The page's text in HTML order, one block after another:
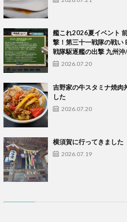
艦これ2026夏イベント
撃！第三十一戦隊の戦い
戦隊駆逐艦の出撃 九州
2026.07.20
吉野家の牛スタミナ焼肉
した
2026.07.20
横須賀に行ってきました
2026.07.19